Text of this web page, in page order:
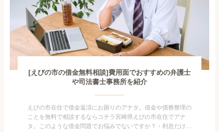
[えびの市の借金無料相談]費用面でおすすめの弁護士
や司法書士事務所を紹介
えびの市在住で借金返済にお困りのアナタ。借金や債務整理の
ことを無料で相談するならコチラ宮崎県えびの市在住でアナ
タ。このような借金問題でお悩みでないですか？・利息だけを